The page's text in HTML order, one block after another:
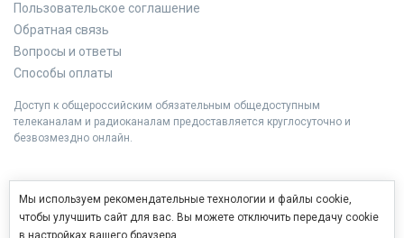
Пользовательское соглашение
Обратная связь
Вопросы и ответы
Способы оплаты
Доступ к общероссийским обязательным общедоступным
телеканалам и радиоканалам предоставляется круглосуточно и
безвозмездно онлайн.
Мы используем рекомендательные технологии и файлы cookie,
чтобы улучшить сайт для вас. Вы можете отключить передачу cookie
в настройках вашего браузера